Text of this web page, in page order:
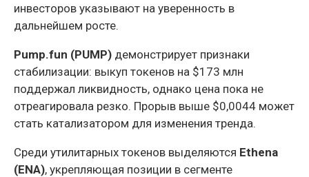
инвесторов указывают на уверенность в
дальнейшем росте.
Pump.fun (PUMP) демонстрирует признаки
стабилизации: выкуп токенов на $173 млн
поддержал ликвидность, однако цена пока не
отреагировала резко. Прорыв выше $0,0044 может
стать катализатором для изменения тренда.
Среди утилитарных токенов выделяются Ethena
(ENA), укрепляющая позиции в сегменте